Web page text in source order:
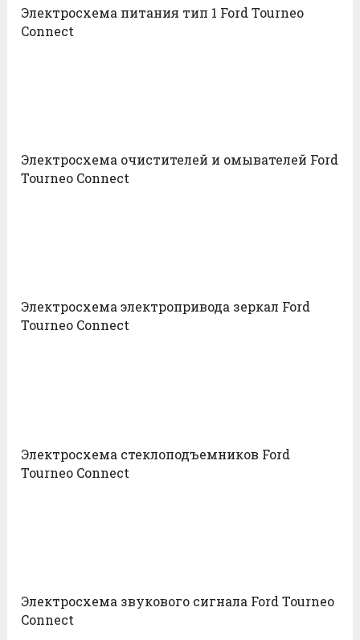
Электросхема питания тип 1 Ford Tourneo
Connect
Электросхема очистителей и омывателей Ford
Tourneo Connect
Электросхема электропривода зеркал Ford
Tourneo Connect
Электросхема стеклоподъемников Ford
Tourneo Connect
Электросхема звукового сигнала Ford Tourneo
Connect